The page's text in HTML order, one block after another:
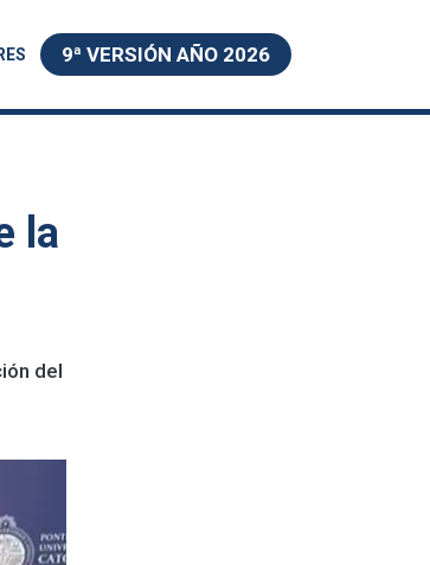
9ª VERSIÓN AÑO 2026
la
del